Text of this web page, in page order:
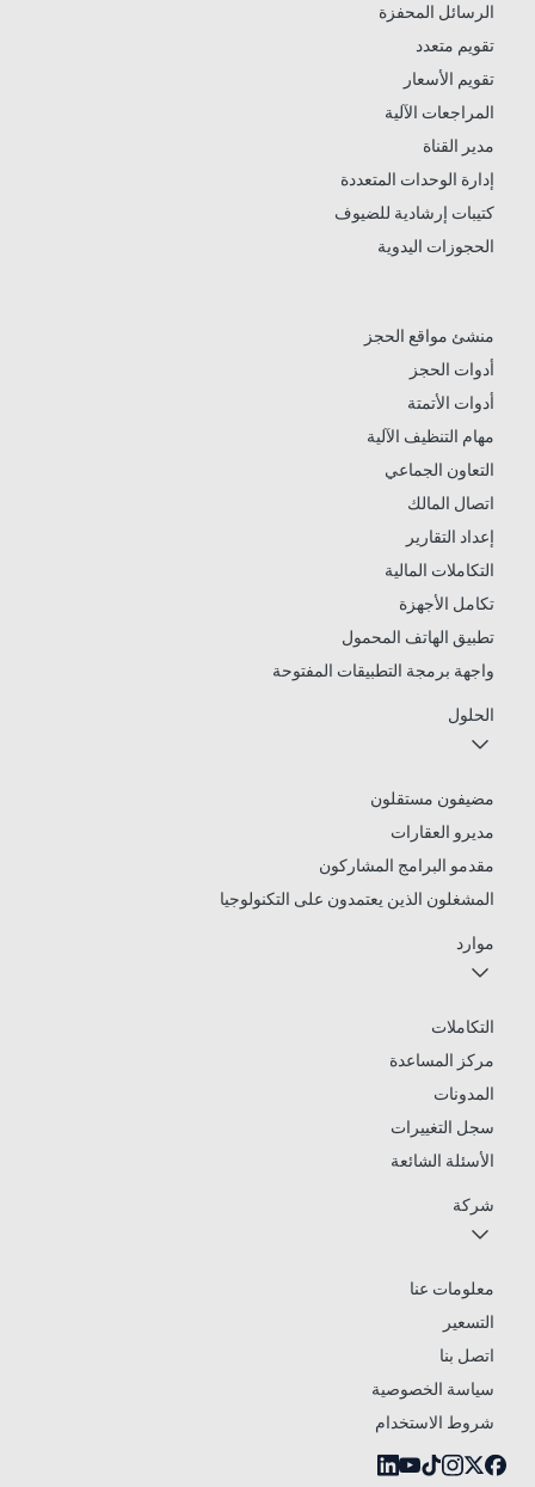
الرسائل المحفزة
تقويم متعدد
تقويم الأسعار
المراجعات الآلية
مدير القناة
إدارة الوحدات المتعددة
كتيبات إرشادية للضيوف
الحجوزات اليدوية
منشئ مواقع الحجز
أدوات الحجز
أدوات الأتمتة
مهام التنظيف الآلية
التعاون الجماعي
اتصال المالك
إعداد التقارير
التكاملات المالية
تكامل الأجهزة
تطبيق الهاتف المحمول
واجهة برمجة التطبيقات المفتوحة
الحلول
مضيفون مستقلون
مديرو العقارات
مقدمو البرامج المشاركون
المشغلون الذين يعتمدون على التكنولوجيا
موارد
التكاملات
مركز المساعدة
المدونات
سجل التغييرات
الأسئلة الشائعة
شركة
معلومات عنا
التسعير
اتصل بنا
سياسة الخصوصية
شروط الاستخدام